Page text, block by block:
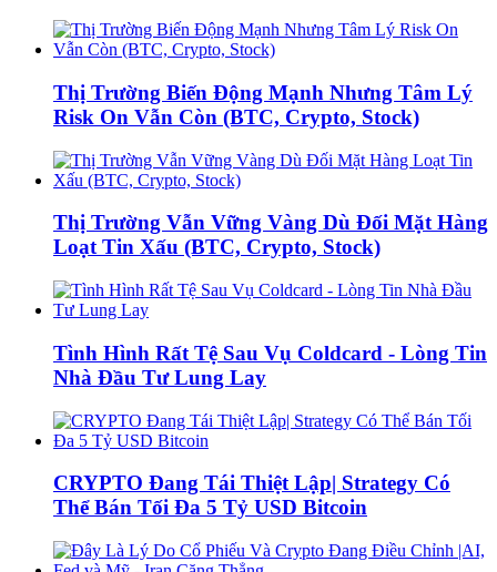
Thị Trường Biến Động Mạnh Nhưng Tâm Lý
Risk On Vẫn Còn (BTC, Crypto, Stock)
Thị Trường Vẫn Vững Vàng Dù Đối Mặt Hàng
Loạt Tin Xấu (BTC, Crypto, Stock)
Tình Hình Rất Tệ Sau Vụ Coldcard - Lòng Tin
Nhà Đầu Tư Lung Lay
CRYPTO Đang Tái Thiệt Lập| Strategy Có
Thể Bán Tối Đa 5 Tỷ USD Bitcoin